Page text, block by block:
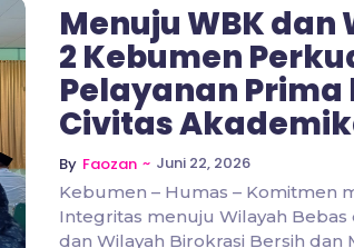
Menuju WBK dan
2 Kebumen
Pelayanan Prima
Civitas
By Faozan ~ Juni 22, 2026
Kebumen – Humas – Komitmen
Integritas menuju Wilayah Bebas
dan Wilayah Birokrasi Bersih dan